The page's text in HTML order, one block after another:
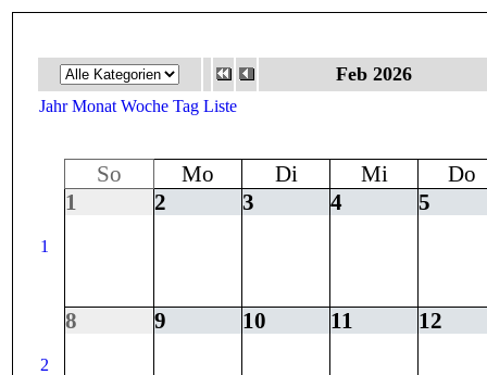
Feb 2026
Jahr Monat Woche Tag Liste
So Mo Di Mi Do
1
1 2 3 4 5
2
8 9 10 11 12